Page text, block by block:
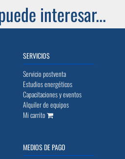
interesar...
SERVICIOS
Servicio postventa
Estudios energéticos
Capacitaciones y eventos
Alquiler de equipos
Mi carrito
MEDIOS DE PAGO